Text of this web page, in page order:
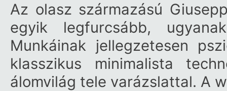
Az olasz származású
egyik legfurcsább,
Munkáinak jellegzetesen
klasszikus minimalista
álomvilág tele varázslattal. A